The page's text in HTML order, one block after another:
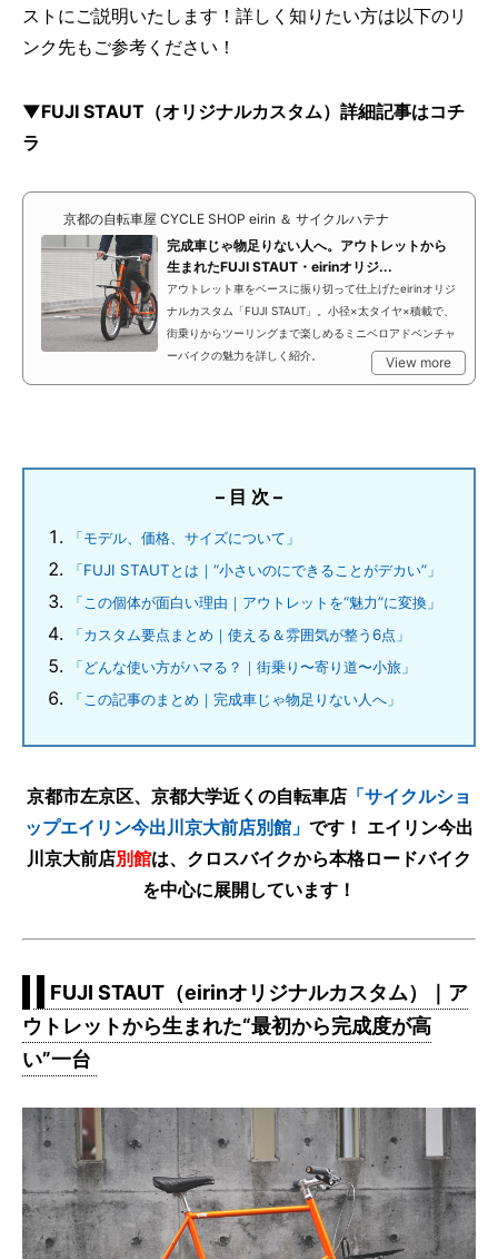
ストにご説明いたします！詳しく知りたい方は以下のリ
ンク先もご参考ください！
▼FUJI STAUT（オリジナルカスタム）詳細記事はコチ
ラ
京都の自転車屋 CYCLE SHOP eirin ＆ サイクルハテナ
完成車じゃ物足りない人へ。アウトレットから
生まれたFUJI STAUT・eirinオリジ...
アウトレット車をベースに振り切って仕上げたeirinオリジ
ナルカスタム「FUJI STAUT」。小径×太タイヤ×積載で、
街乗りからツーリングまで楽しめるミニベロアドベンチャ
ーバイクの魅力を詳しく紹介。
View more
– 目 次 –
「モデル、価格、サイズについて」
「FUJI STAUTとは｜“小さいのにできることがデカい”」
「この個体が面白い理由｜アウトレットを“魅力”に変換」
「カスタム要点まとめ｜使える＆雰囲気が整う6点」
「どんな使い方がハマる？｜街乗り〜寄り道〜小旅」
「この記事のまとめ｜完成車じゃ物足りない人へ」
京都市左京区、京都大学近くの自転車店 「サイクルショ
ップエイリン今出川京大前店別館」 です！ エイリン今出
川京大前店別館は、クロスバイクから本格ロードバイク
を中心に展開しています！
FUJI STAUT（eirinオリジナルカスタム）｜ア
ウトレットから生まれた“最初から完成度が高
い”一台